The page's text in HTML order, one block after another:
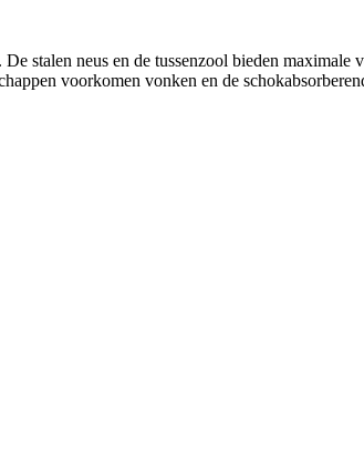
stalen neus en de tussenzool bieden
voorkomen vonken en de